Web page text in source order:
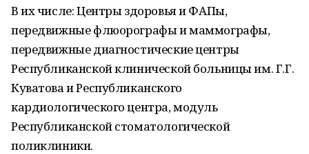
В их числе: Центры здоровья и ФАПы,
передвижные флюорографы и маммографы,
передвижные диагностические центры
Республиканской клинической больницы им. Г.Г.
Куватова и Республиканского
кардиологического центра, модуль
Республиканской стоматологической
поликлиники.